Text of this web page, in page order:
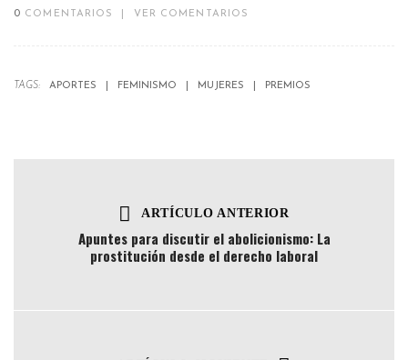
0 COMENTARIOS VER COMENTARIOS
TAGS: APORTES FEMINISMO MUJERES PREMIOS
ARTÍCULO ANTERIOR
Apuntes para discutir el abolicionismo: La
prostitución desde el derecho laboral